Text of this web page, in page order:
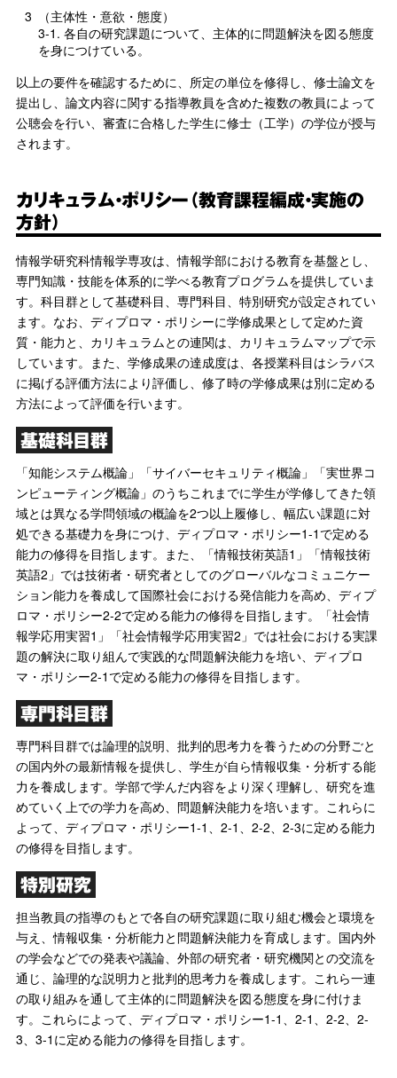
3
（主体性・意欲・態度）
3-1. 各自の研究課題について、主体的に問題解決を図る態度
を身につけている。
以上の要件を確認するために、所定の単位を修得し、修士論文を
提出し、論文内容に関する指導教員を含めた複数の教員によって
公聴会を行い、審査に合格した学生に修士（工学）の学位が授与
されます。
カリキュラム・ポリシー（教育課程編成・実施の
方針）
情報学研究科情報学専攻は、情報学部における教育を基盤とし、
専門知識・技能を体系的に学べる教育プログラムを提供していま
す。科目群として基礎科目、専門科目、特別研究が設定されてい
ます。なお、ディプロマ・ポリシーに学修成果として定めた資
質・能力と、カリキュラムとの連関は、カリキュラムマップで示
しています。また、学修成果の達成度は、各授業科目はシラバス
に掲げる評価方法により評価し、修了時の学修成果は別に定める
方法によって評価を行います。
基礎科目群
「知能システム概論」「サイバーセキュリティ概論」「実世界コ
ンピューティング概論」のうちこれまでに学生が学修してきた領
域とは異なる学問領域の概論を2つ以上履修し、幅広い課題に対
処できる基礎力を身につけ、ディプロマ・ポリシー1-1で定める
能力の修得を目指します。また、「情報技術英語1」「情報技術
英語2」では技術者・研究者としてのグローバルなコミュニケー
ション能力を養成して国際社会における発信能力を高め、ディプ
ロマ・ポリシー2-2で定める能力の修得を目指します。「社会情
報学応用実習1」「社会情報学応用実習2」では社会における実課
題の解決に取り組んで実践的な問題解決能力を培い、ディプロ
マ・ポリシー2-1で定める能力の修得を目指します。
専門科目群
専門科目群では論理的説明、批判的思考力を養うための分野ごと
の国内外の最新情報を提供し、学生が自ら情報収集・分析する能
力を養成します。学部で学んだ内容をより深く理解し、研究を進
めていく上での学力を高め、問題解決能力を培います。これらに
よって、ディプロマ・ポリシー1-1、2-1、2-2、2-3に定める能力
の修得を目指します。
特別研究
担当教員の指導のもとで各自の研究課題に取り組む機会と環境を
与え、情報収集・分析能力と問題解決能力を育成します。国内外
の学会などでの発表や議論、外部の研究者・研究機関との交流を
通じ、論理的な説明力と批判的思考力を養成します。これら一連
の取り組みを通して主体的に問題解決を図る態度を身に付けま
す。これらによって、ディプロマ・ポリシー1-1、2-1、2-2、2-
3、3-1に定める能力の修得を目指します。